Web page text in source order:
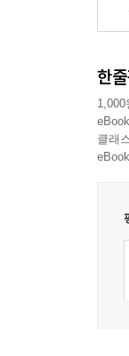
한
클래